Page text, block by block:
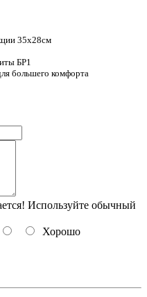
35х28см
БР1
большего комфорта
Используйте обычный
Хорошо